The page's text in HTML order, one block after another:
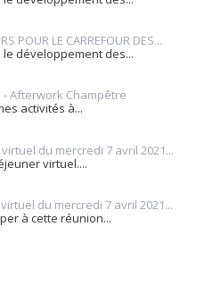
POUR LE CARREFOUR DES...
le développement des...
- Afterwork Champêtre
activités à...
du mercredi 7 avril 2021...
virtuel....
du mercredi 7 avril 2021...
à cette réunion...